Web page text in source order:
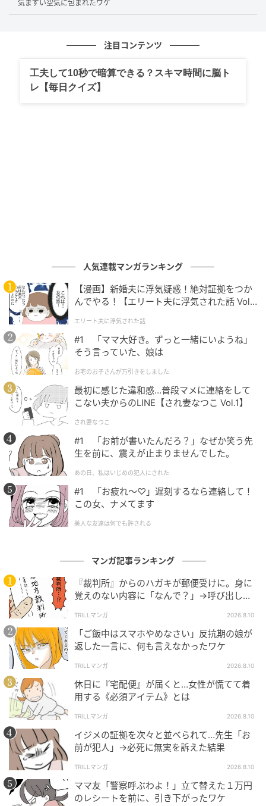
気まずい空気に包まれたワケ
注目コンテンツ
工夫して10秒で暗算できる？スキマ時間に脳ト
レ【毎日クイズ】
人気連載マンガランキング
【漫画】新婚夫に浮気疑惑！絶対証拠をつか
んでやる！【エリート夫に浮気された話 Vol.
エリート夫に浮気された話
#1 「ママ大好き。ずっと一緒にいようね」
そう言っていた、娘は
お宅のお子さんが万引きをしました
最初に感じた違和感…普段マメに連絡をして
こない夫からのLINE【され妻なつこ Vol.1】
され妻なつこ
#1 「お前が書いたんだろ？」なぜか笑う先
生を前に、震えが止まりませんでした。
あの日、私はいじめの犯人にされた
#1 「お疲れ〜♡」遅刻するなら連絡して！
この女、ナメてます
美人な友達は何でも許される
マンガ記事ランキング
『裁判所』からのハガキが郵便受けに。身に
覚えのない内容に「なんで？」→呼び出しに
TRILLマンガ 2026.8.10
「ご飯中はスマホやめなさい」反抗期の娘が
返した一言に、何も言えなかったワケ
TRILLマンガ 2026.8.10
休日に『宅配便』が届くと…女性が慌てて着
用する《必須アイテム》とは
TRILLマンガ 2026.8.10
イジメの証拠を次々と並べられて…先生「お
前が犯人」→必死に無実を訴えた結果
TRILLマンガ 2026.8.10
ママ友「警察呼ぶわよ！」立て替えた１万円
のレシートを前に、引き下がったワケ